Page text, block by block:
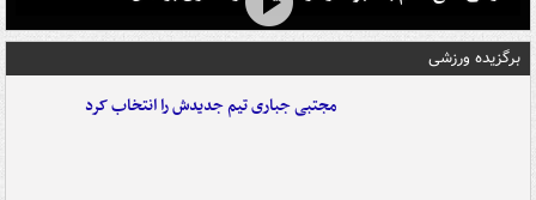
برگزیده ورزشی
مجتبی جباری تیم جدیدش را انتخاب کرد